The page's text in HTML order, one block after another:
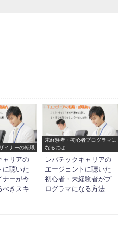
イナーの転職
ャリアの
に聴いた
ナーが今
べきスキ
未経験者・初心者プログラマに
なるには
レバテックキャリアの
エージェントに聴いた
初心者・未経験者がプ
ログラマになる方法